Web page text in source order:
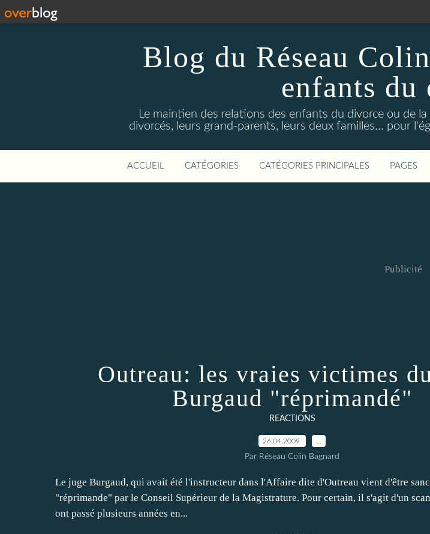
Blog du Réseau
enfants du
Le maintien des relations des enfants du divorce ou de
divorcés, leurs grand-parents, leurs deux familles... pour
ACCUEIL CATÉGORIES CATÉGORIES PRINCIPALES PAGES
Publicité
Outreau: les vraies victimes
Burgaud "réprimandé"
REACTIONS
26.04.2009
Par Réseau Colin Bagnard
Le juge Burgaud, qui avait été l'instructeur dans l'Affaire dite d'Outreau vient d'être
"réprimande" par le Conseil Supérieur de la Magistrature. Pour certain, il s'agit d'un
ont passé plusieurs années en...